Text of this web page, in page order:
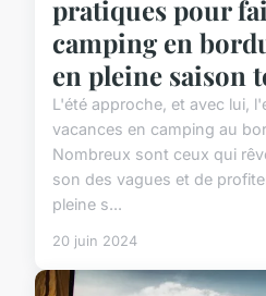
pratiques pour
camping en
en pleine saison
L'été approche, et avec lui,
vacances en camping au
Nombreux sont ceux qui
son des vagues et de
pleine s...
20 juin 2024